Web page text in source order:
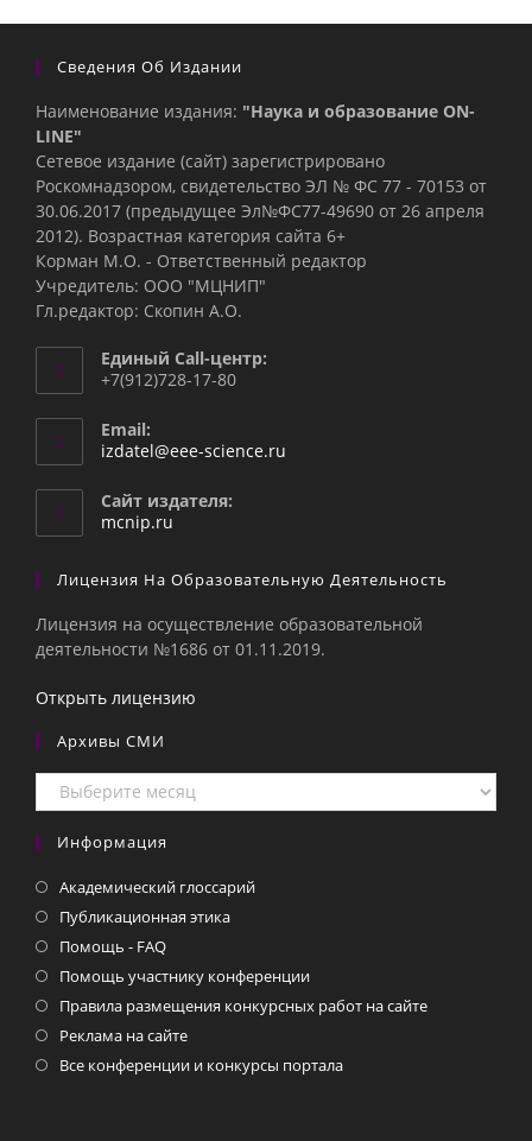
Сведения Об Издании
Наименование издания: "Наука и образование ON-
LINE"
Сетевое издание (сайт) зарегистрировано
Роскомнадзором, свидетельство ЭЛ № ФС 77 - 70153 от
30.06.2017 (предыдущее Эл№ФC77-49690 от 26 апреля
2012). Возрастная категория сайта 6+
Корман М.О. - Ответственный редактор
Учредитель: ООО "МЦНИП"
Гл.редактор: Скопин А.О.
Единый Call-центр:
+7(912)728-17-80
Email:
izdatel@eee-science.ru
Сайт издателя:
mcnip.ru
Лицензия На Образовательную Деятельность
Лицензия на осуществление образовательной
деятельности №1686 от 01.11.2019.
Открыть лицензию
Архивы СМИ
Архивы
СМИ
Информация
Академический глоссарий
Публикационная этика
Помощь - FAQ
Помощь участнику конференции
Правила размещения конкурсных работ на сайте
Реклама на сайте
Все конференции и конкурсы портала